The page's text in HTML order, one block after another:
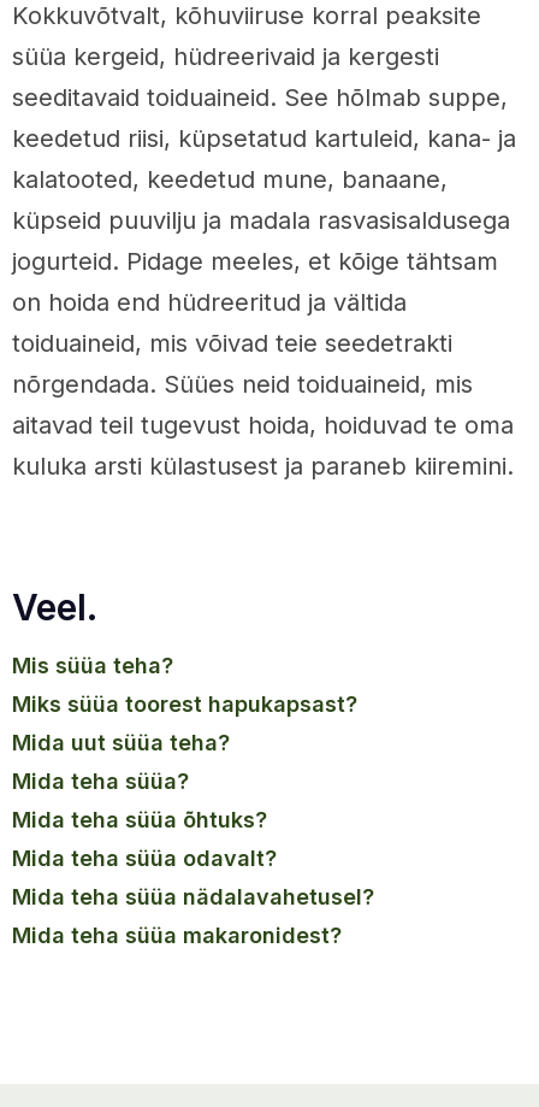
Kokkuvõtvalt, kõhuviiruse korral peaksite
süüa kergeid, hüdreerivaid ja kergesti
seeditavaid toiduaineid. See hõlmab suppe,
keedetud riisi, küpsetatud kartuleid, kana- ja
kalatooted, keedetud mune, banaane,
küpseid puuvilju ja madala rasvasisaldusega
jogurteid. Pidage meeles, et kõige tähtsam
on hoida end hüdreeritud ja vältida
toiduaineid, mis võivad teie seedetrakti
nõrgendada. Süües neid toiduaineid, mis
aitavad teil tugevust hoida, hoiduvad te oma
kuluka arsti külastusest ja paraneb kiiremini.
Veel.
mis süüa teha?
miks süüa toorest hapukapsast?
mida uut süüa teha?
mida teha süüa?
mida teha süüa õhtuks?
mida teha süüa odavalt?
mida teha süüa nädalavahetusel?
mida teha süüa makaronidest?